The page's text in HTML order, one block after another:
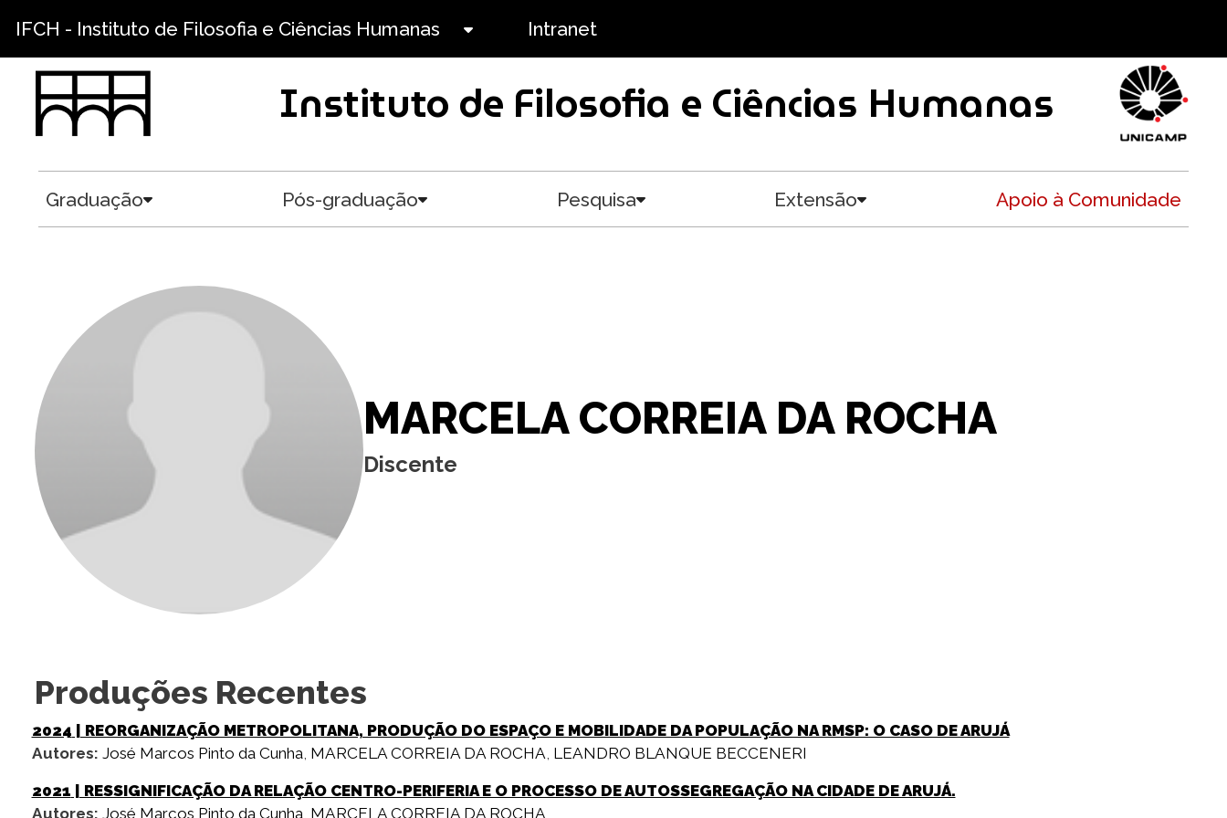
IFCH - Instituto de Filosofia e Ciências Humanas Intranet
Instituto de Filosofia e Ciências Humanas
Graduação Pós-graduação Pesquisa Extensão Apoio à Comunidade
MARCELA CORREIA DA ROCHA
Discente
Produções Recentes
2024 | REORGANIZAÇÃO METROPOLITANA, PRODUÇÃO DO ESPAÇO E MOBILIDADE DA POPULAÇÃO NA RMSP: O CASO DE ARUJÁ
Autores: José Marcos Pinto da Cunha, MARCELA CORREIA DA ROCHA, LEANDRO BLANQUE BECCENERI
2021 | RESSIGNIFICAÇÃO DA RELAÇÃO CENTRO-PERIFERIA E O PROCESSO DE AUTOSSEGREGAÇÃO NA CIDADE DE ARUJÁ.
Autores: José Marcos Pinto da Cunha, MARCELA CORREIA DA ROCHA